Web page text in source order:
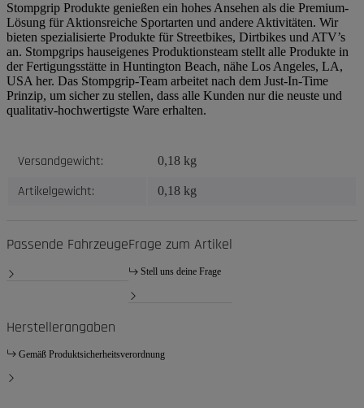
Stompgrip Produkte genießen ein hohes Ansehen als die Premium-
Lösung für Aktionsreiche Sportarten und andere Aktivitäten. Wir
bieten spezialisierte Produkte für Streetbikes, Dirtbikes und ATV’s
an. Stompgrips hauseigenes Produktionsteam stellt alle Produkte in
der Fertigungsstätte in Huntington Beach, nähe Los Angeles, LA,
USA her. Das Stompgrip-Team arbeitet nach dem Just-In-Time
Prinzip, um sicher zu stellen, dass alle Kunden nur die neuste und
qualitativ-hochwertigste Ware erhalten.
Produkteigenschaft
Wert
Versandgewicht: 0,18 kg
Artikelgewicht: 0,18 kg
Passende FahrzeugeFrage zum Artikel
Stell uns deine Frage
Herstellerangaben
Gemäß Produktsicherheitsverordnung